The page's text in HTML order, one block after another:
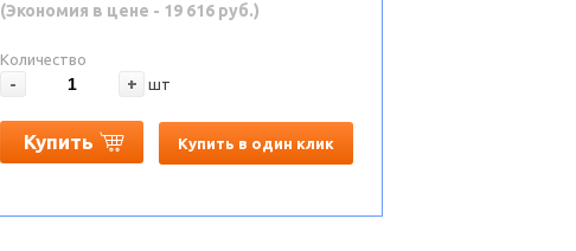
(Экономия в цене - 19 616 руб.)
Количество
- + шт
Купить Купить в один клик